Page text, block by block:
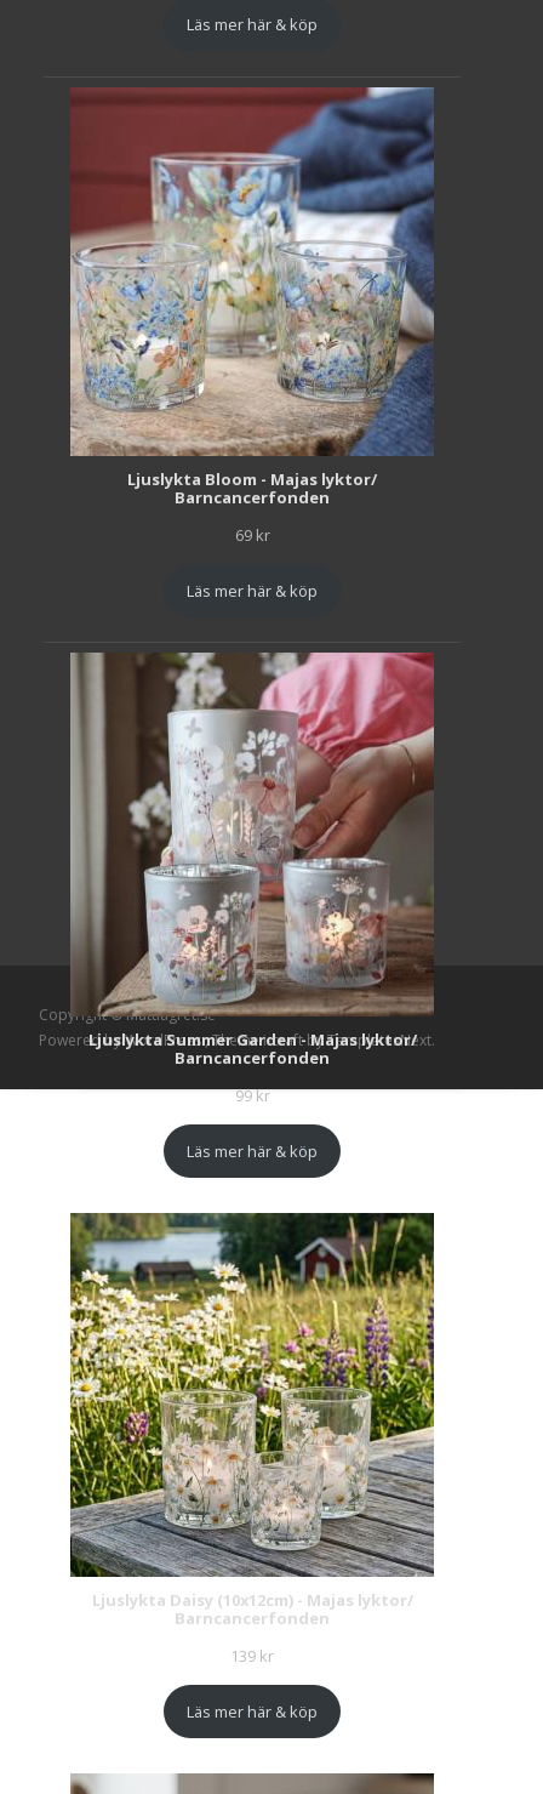
Läs mer här & köp
Ljuslykta Bloom - Majas lyktor/
Barncancerfonden
69 kr
Läs mer här & köp
Ljuslykta Summer Garden - Majas lyktor/
Barncancerfonden
99kr
Läs mer här & köp
Ljuslykta Daisy (10x12cm) - Majas lyktor/
Barncancerfonden
139 kr
Läs mer här & köp
Copyright © Mattlagret.se
Powered by WordPress, Themei-craftby TemplatesNext.